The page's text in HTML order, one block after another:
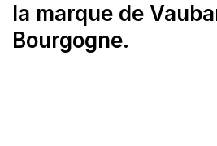
la marque de
Bourgogne.